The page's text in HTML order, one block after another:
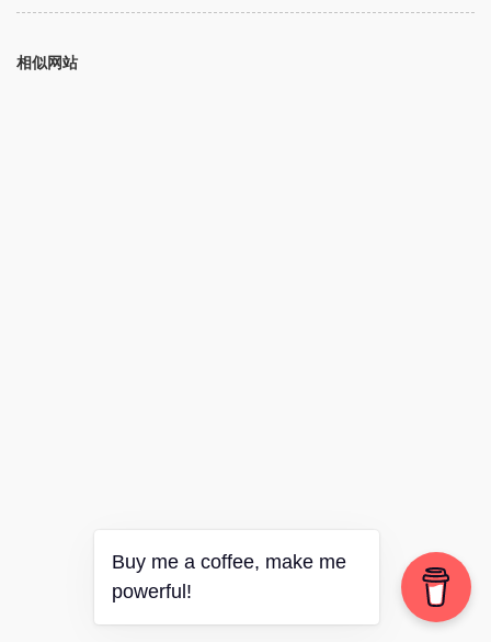
相似网站
Buy me a coffee, make me
powerful!